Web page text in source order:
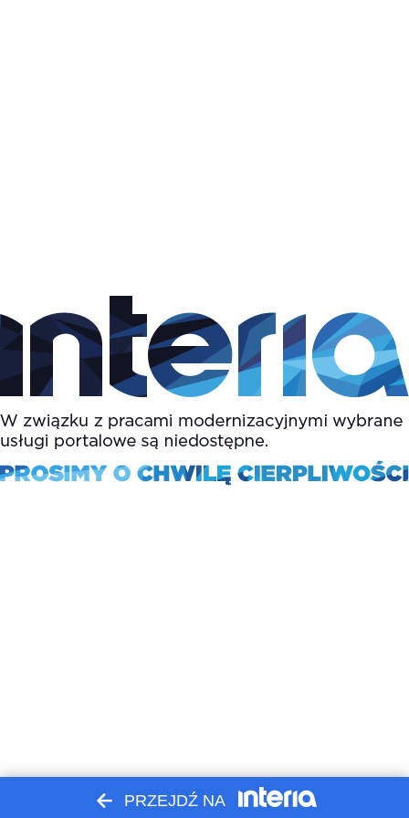
PRZEJDŹ NA